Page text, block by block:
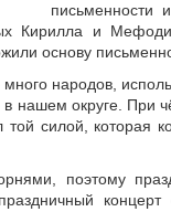
письменности
Кирилла и
основу
народов,
нашем округе. При
силой, которая
поэтому
концерт